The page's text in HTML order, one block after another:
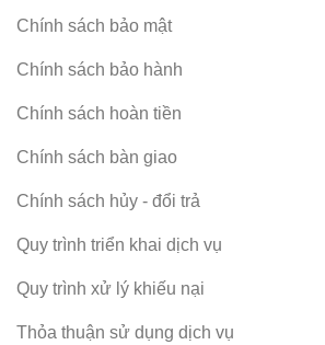
Chính sách bảo mật
Chính sách bảo hành
Chính sách hoàn tiền
Chính sách bàn giao
Chính sách hủy - đổi trả
Quy trình triển khai dịch vụ
Quy trình xử lý khiếu nại
Thỏa thuận sử dụng dịch vụ